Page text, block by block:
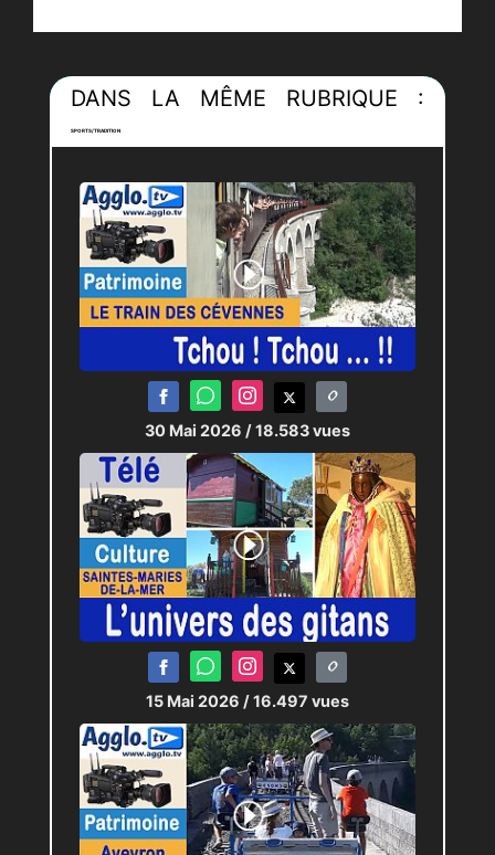
DANS LA MÊME RUBRIQUE :
SPORTS/TRADITION
30 Mai 2026 / 18.583 vues
15 Mai 2026 / 16.497 vues